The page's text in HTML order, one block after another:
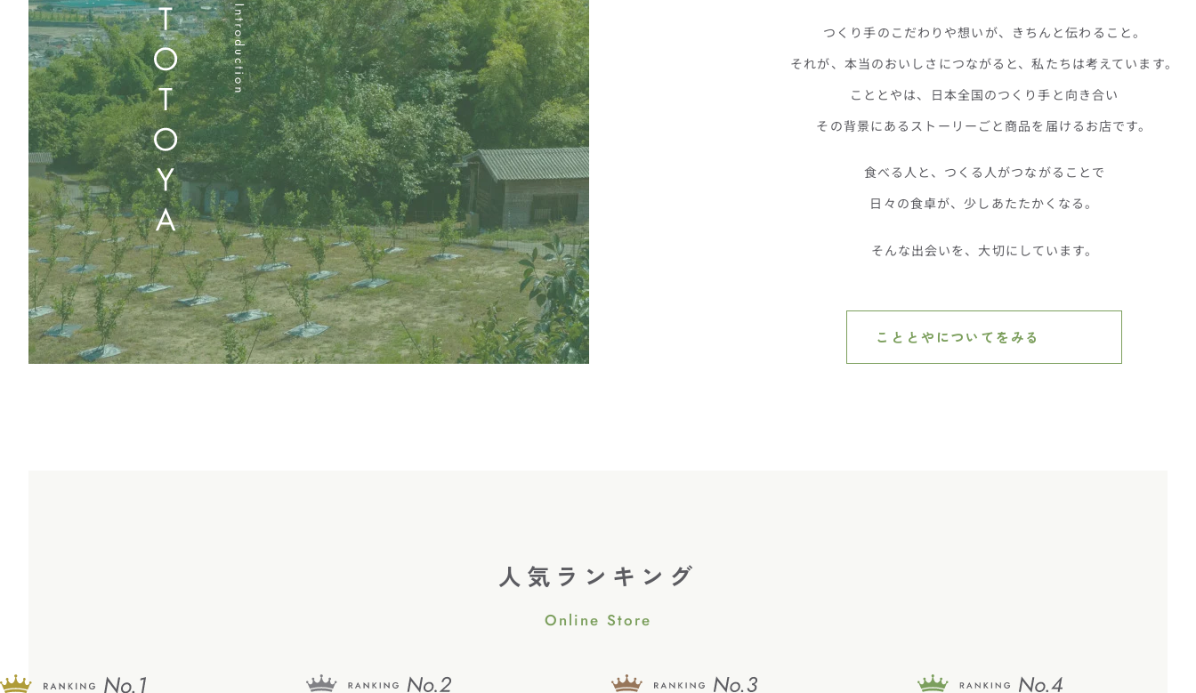
つくり手のこだわりや想いが、
きちんと伝わること。
それが、本当のおいしさにつながると、私たちは考えています。
こととやは、日本全国のつくり手と向き合い
その背景にあるストーリーごと 商品を届けるお店です。
食べる人と、つくる人がつながることで
日々の食卓が、少しあたたかくなる。
そんな出会いを、大切にしています。
こととやについてをみる
人気ランキング
Online Store